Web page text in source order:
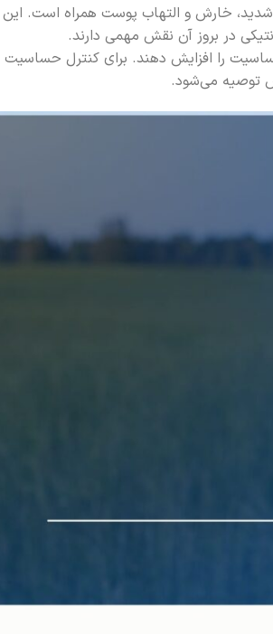
خارش و التهاب پوست همراه است. این
در بروز آن نقش مهمی دارند.
را افزایش دهند. برای کنترل حساسیت
توصیه می‌شود.